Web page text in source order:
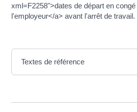
xml=F2258">dates de départ en
l'employeur</a> avant l'arrêt de travail.
Textes de référence